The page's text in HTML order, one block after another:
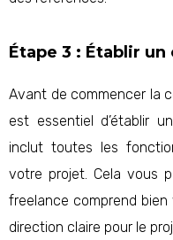
Étape 3 : Établir
Avant de commencer la
est essentiel d’établir
inclut toutes les
votre projet. Cela vous
freelance comprend
direction claire pour le